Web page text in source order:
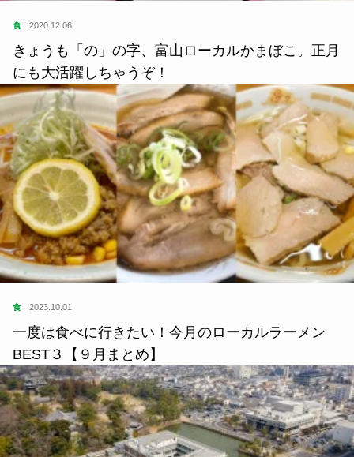
食 2020.12.06
きょうも「の」の字、富山ローカルかまぼこ。正月
にも大活躍しちゃうぞ！